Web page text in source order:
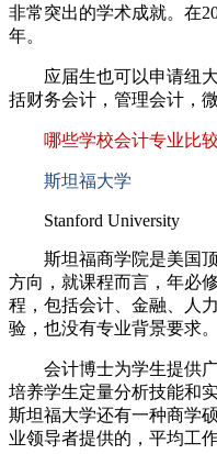
非常突出的学术成就。在
年。
应届生也可以申请纽大
括财务会计，管理会计，
哪些学校会计专业比
斯坦福大学
Stanford University
斯坦福商学院是美国顶
方向，就课程而言，年必
程，包括会计、金融、人
验，也没有专业背景要求。
会计博士为学生提供广
培养学生定量分析技能和
斯坦福大学还有一种商学
业领导者提供的，平均工